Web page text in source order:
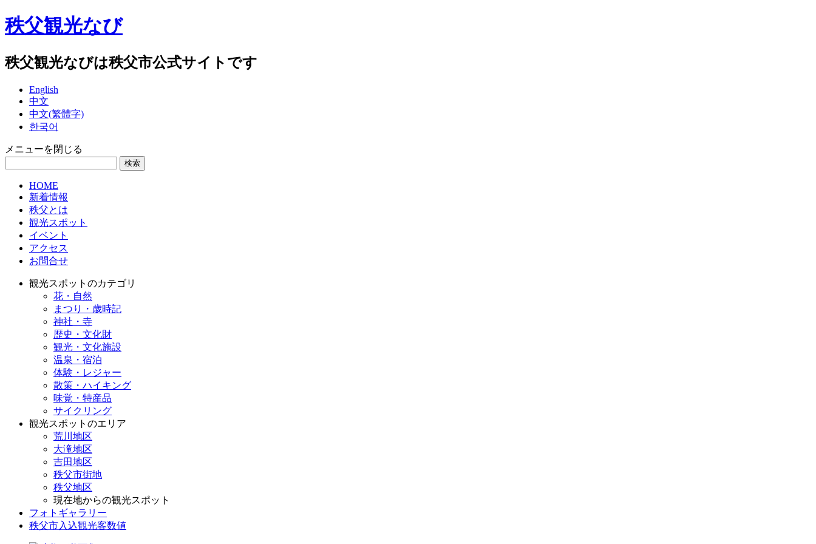
秩父観光なび
秩父観光なびは秩父市公式サイトです
English
中文
中文(繁體字)
한국어
メニューを閉じる
HOME
新着情報
秩父とは
観光スポット
イベント
アクセス
お問合せ
観光スポットのカテゴリ
花・自然
まつり・歳時記
神社・寺
歴史・文化財
観光・文化施設
温泉・宿泊
体験・レジャー
散策・ハイキング
味覚・特産品
サイクリング
観光スポットのエリア
荒川地区
大滝地区
吉田地区
秩父市街地
秩父地区
現在地からの観光スポット
フォトギャラリー
秩父市入込観光客数値